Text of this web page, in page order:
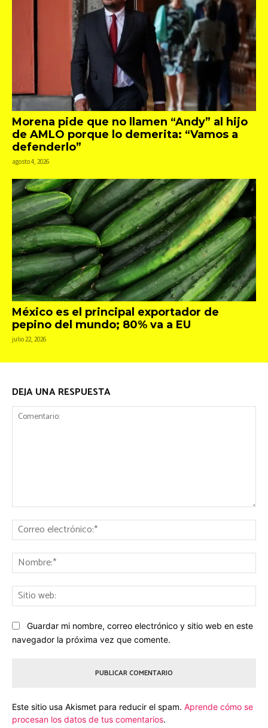
Morena pide que no llamen “Andy” al hijo
de AMLO porque lo demerita: “Vamos a
defenderlo”
agosto 4, 2026
México es el principal exportador de
pepino del mundo; 80% va a EU
julio 22, 2026
DEJA UNA RESPUESTA
Guardar mi nombre, correo electrónico y sitio web en este
navegador la próxima vez que comente.
Este sitio usa Akismet para reducir el spam. Aprende cómo se
procesan los datos de tus comentarios.